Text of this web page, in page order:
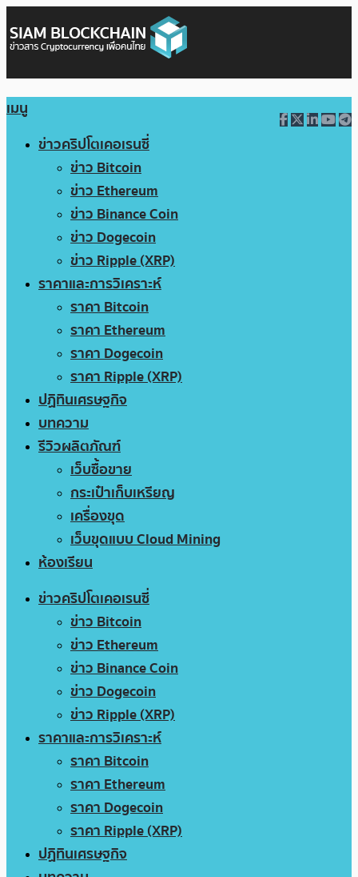
เมนู
ข่าวคริปโตเคอเรนซี่
ข่าว Bitcoin
ข่าว Ethereum
ข่าว Binance Coin
ข่าว Dogecoin
ข่าว Ripple (XRP)
ราคาและการวิเคราะห์
ราคา Bitcoin
ราคา Ethereum
ราคา Dogecoin
ราคา Ripple (XRP)
ปฏิทินเศรษฐกิจ
บทความ
รีวิวผลิตภัณฑ์
เว็บซื้อขาย
กระเป๋าเก็บเหรียญ
เครื่องขุด
เว็บขุดแบบ Cloud Mining
ห้องเรียน
ข่าวคริปโตเคอเรนซี่
ข่าว Bitcoin
ข่าว Ethereum
ข่าว Binance Coin
ข่าว Dogecoin
ข่าว Ripple (XRP)
ราคาและการวิเคราะห์
ราคา Bitcoin
ราคา Ethereum
ราคา Dogecoin
ราคา Ripple (XRP)
ปฏิทินเศรษฐกิจ